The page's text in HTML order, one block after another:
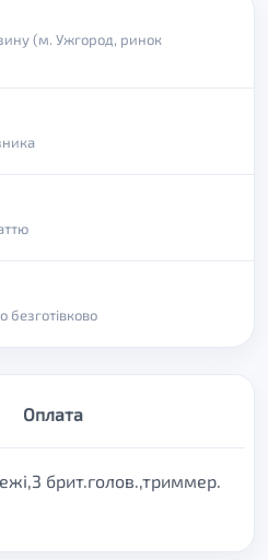
(м. Ужгород, ринок
безготівково
Оплата
брит.голов.,триммер.